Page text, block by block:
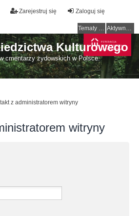
Zaloguj się
Zarejestruj się
Tematy bez odpowiedzi Aktywne tematy
Kulturowego
cmentarzy żydowskich w Polsce.
z administratorem witryny
witryny